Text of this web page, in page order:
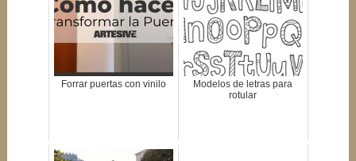
Forrar puertas con vinilo
Modelos de letras para
rotular